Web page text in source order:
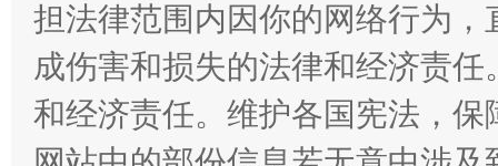
习近平的博鳌关键词
魏明
担法律范围内因你的网络行为
成伤害和损失的法律和经济责
和经济责任。维护各国宪法，